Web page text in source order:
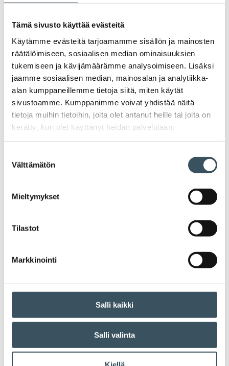
Tämä sivusto käyttää evästeitä
Käytämme evästeitä tarjoamamme sisällön ja mainosten
räätälöimiseen, sosiaalisen median ominaisuuksien
tukemiseen ja kävijämäärämme analysoimiseen. Lisäksi
jaamme sosiaalisen median, mainosalan ja analytiikka-
alan kumppaneillemme tietoja siitä, miten käytät
sivustoamme. Kumppanimme voivat yhdistää näitä
tietoja muihin tietoihin, joita olet antanut heille tai joita on
kerätty, kun olet käyttänyt heidän palvelujaan.
valinta
Välttämätön
Mieltymykset
Tilastot
Markkinointi
Salli kaikki
Salli valinta
tarjotakseen faktoja paikoin
värittyneeseenkin keskusteluun.
08.12.2022 21:08 Uutiset sähkön säästäminen,
energiatehokkuussopimus,energia
Muistilista kaupan alalle sähkön
säästämiseksi − huomioi nämä seikat
Kaupan alalla energian säästäminen on
alemmas -kampanjaan on osallistunut
energiatehokkuussopimuksista on saatu
liiton Kauppa varautuu sähkökatkoihin -
webinaarissa (8.12.) muistilistan kaupan
alan yrityksille sähkön säästämiseksi.
Sähkön säästäminen kannattaa edelleen,
Artikkelien selaus